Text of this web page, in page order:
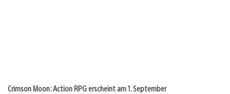
Crimson Moon: Action RPG erscheint am 1. September